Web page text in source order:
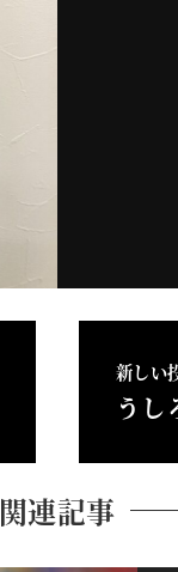
新しい
う
関連記事